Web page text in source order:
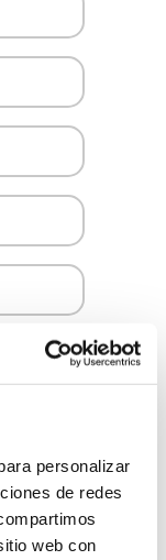
personalizar
de redes
web con
datos